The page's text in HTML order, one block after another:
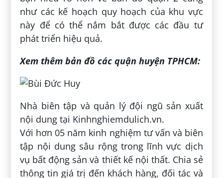
như các kế hoạch quy hoạch của khu vực
này để có thể nắm bắt được các đầu tư
phát triển hiệu quả.
Xem thêm bản đồ các quận huyện TPHCM:
Nhà biên tập và quản lý đội ngũ sản xuất
nội dung tại Kinhnghiemdulich.vn.
Với hơn 05 năm kinh nghiệm tư vấn và biên
tập nội dung sâu rộng trong lĩnh vực dịch
vụ bất động sản và thiết kế nội thất. Chia sẻ
thông tin giá trị đến khách hàng, đối tác và